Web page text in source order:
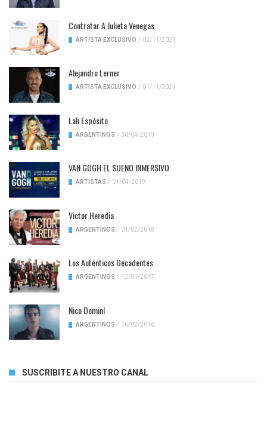
Contratar A Julieta Venegas
ARTISTA EXCLUSIVO / 02/11/2021
Alejandro Lerner
ARTISTA EXCLUSIVO / 01/11/2021
Lali Espósito
ARGENTINOS / 30/04/2019
VAN GOGH EL SUENO INMERSIVO
ARTISTAS / 01/04/2019
Victor Heredia
ARGENTINOS / 01/02/2018
Los Auténticos Decadentes
ARGENTINOS / 12/01/2017
Nico Dominí
ARGENTINOS / 16/02/2016
SUSCRIBITE A NUESTRO CANAL